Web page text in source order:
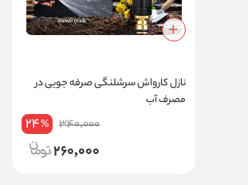
نازل کارواش سرشلنگی صرفه جویی در
مصرف آب
340,000
24%
260,000